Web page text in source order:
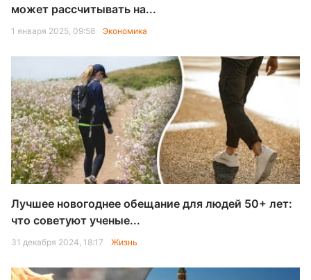
может рассчитывать на...
1 января 2025, 09:58 Экономика
Лучшее новогоднее обещание для людей 50+ лет:
что советуют ученые...
31 декабря 2024, 18:17 Жизнь